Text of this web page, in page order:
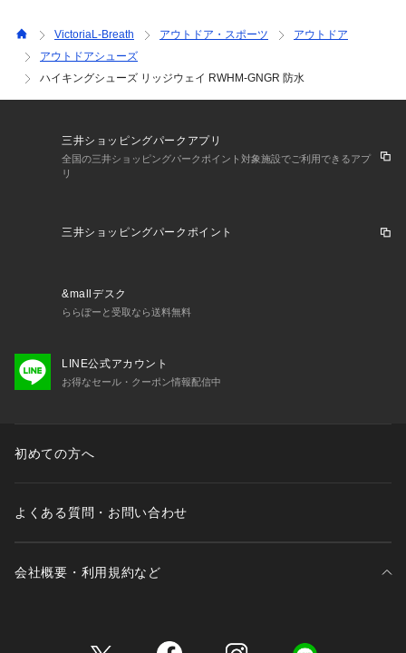
※ブラウザやお使いのモニター環境により、掲載画像と実際の
商品の色味が若干異なる場合があります。
※掲載の価格・製品のパッケージ・デザイン・仕様について、
予告なく変更することがあります。あらかじめご了承くださ
クトリア Victoria L-Breath トレッキングシューズ 靴 ゴアハイ
カット Lady's Ladys レディース れでぃーす 女性 アウトドア
登山 トレッキングブーツ 登山 ブーツ 登山靴 シューズ カジュ
VictoriaL-Breath アウトドア・スポーツ
アウトドア
アウトドアシューズ
ハイキングシューズ リッジウェイ RWHM-GNGR 防水
三井ショッピングパークアプリ
全国の三井ショッピングパークポイント対象施設でご利用できるアプ
リ
三井ショッピングパークポイント
&mallデスク
ららぽーと受取なら送料無料
LINE公式アカウント
お得なセール・クーポン情報配信中
初めての方へ
よくある質問・お問い合わせ
会社概要・利用規約など